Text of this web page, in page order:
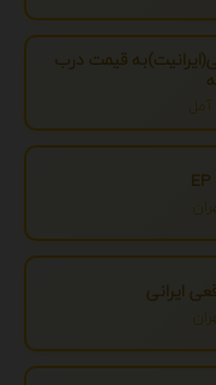
قیمت درب
آمل
ایرانی